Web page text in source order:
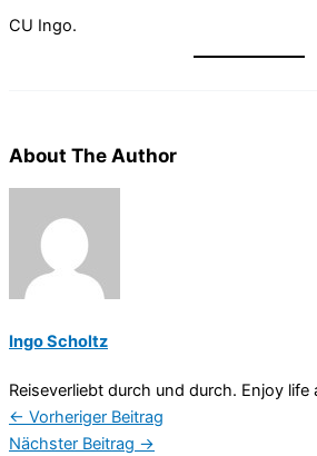
CU Ingo.
About The Author
Ingo Scholtz
Reiseverliebt durch und durch. Enjoy life
← Vorheriger Beitrag
Nächster Beitrag →